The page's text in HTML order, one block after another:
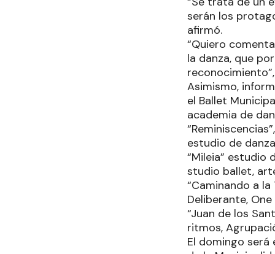
serán los
afirmó.
“Quiero
la danza, que
Asimismo,
el Ballet
academia de
estudio de
“Mileia” estudio
studio ballet,
“Caminando a
Deliberante,
“Juan de los
ritmos,
El domingo